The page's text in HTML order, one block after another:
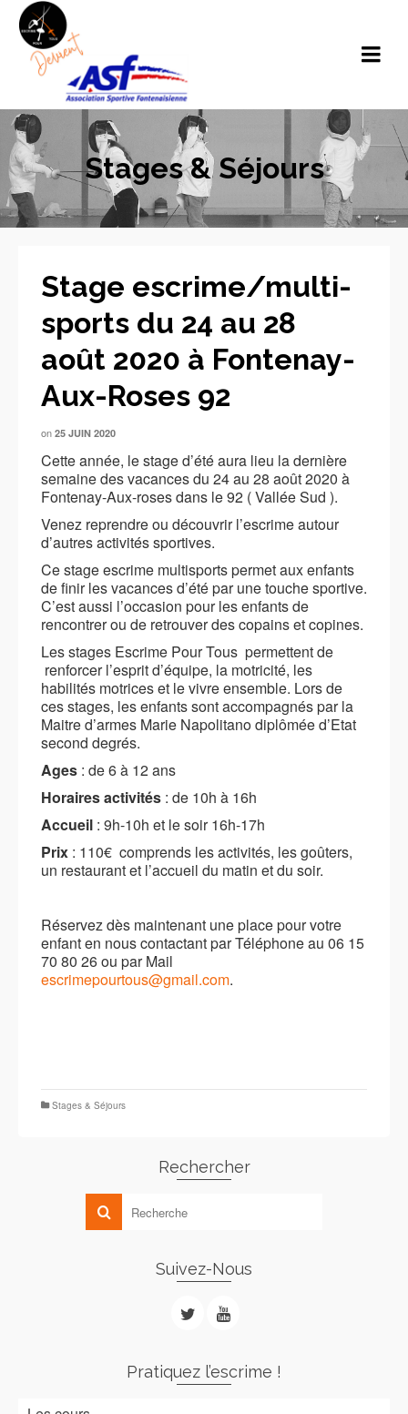
Stages & Séjours
Stage escrime/multi-
sports du 24 au 28
août 2020 à Fontenay-
Aux-Roses 92
on 25 JUIN 2020
Cette année, le stage d’été aura lieu la dernière
semaine des vacances du 24 au 28 août 2020 à
Fontenay-Aux-roses dans le 92 ( Vallée Sud ).
Venez reprendre ou découvrir l’escrime autour
d’autres activités sportives.
Ce stage escrime multisports permet aux enfants
de finir les vacances d’été par une touche sportive.
C’est aussi l’occasion pour les enfants de
rencontrer ou de retrouver des copains et copines.
Les stages Escrime Pour Tous permettent de
renforcer l’esprit d’équipe, la motricité, les
habilités motrices et le vivre ensemble. Lors de
ces stages, les enfants sont accompagnés par la
Maitre d’armes Marie Napolitano diplômée d’Etat
second degrés.
Ages : de 6 à 12 ans
Horaires activités : de 10h à 16h
Accueil : 9h-10h et le soir 16h-17h
Prix : 110€ comprends les activités, les goûters,
un restaurant et l’accueil du matin et du soir.
Réservez dès maintenant une place pour votre
enfant en nous contactant par Téléphone au 06 15
70 80 26 ou par Mail
escrimepourtous@gmail.com.
Stages & Séjours
Rechercher
Suivez-Nous
Pratiquez l’escrime !